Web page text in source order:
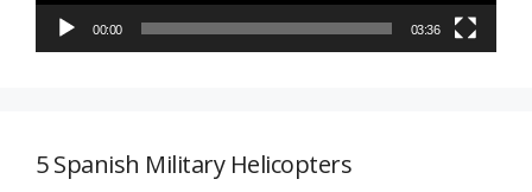
00:00 03:36
5 Spanish Military Helicopters